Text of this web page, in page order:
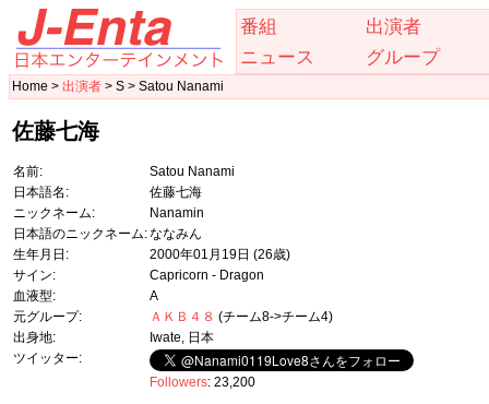
番組
出演者
ニュース
グループ
Home > 出演者 > S > Satou Nanami
佐藤七海
名前:
Satou Nanami
日本語名:
佐藤七海
ニックネーム:
Nanamin
日本語のニックネーム:ななみん
生年月日:
2000年01月19日 (26歳)
サイン:
Capricorn - Dragon
血液型:
A
元グループ:
ＡＫＢ４８ (チーム8->チーム4)
出身地:
Iwate, 日本
ツイッター:
Followers: 23,200